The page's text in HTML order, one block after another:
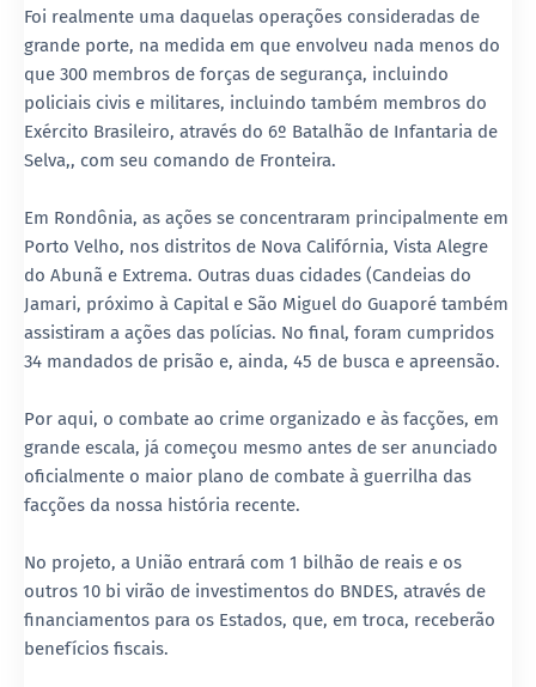
Foi realmente uma daquelas operações consideradas de
grande porte, na medida em que envolveu nada menos do
que 300 membros de forças de segurança, incluindo
policiais civis e militares, incluindo também membros do
Exército Brasileiro, através do 6º Batalhão de Infantaria de
Selva,, com seu comando de Fronteira.
Em Rondônia, as ações se concentraram principalmente em
Porto Velho, nos distritos de Nova Califórnia, Vista Alegre
do Abunã e Extrema. Outras duas cidades (Candeias do
Jamari, próximo à Capital e São Miguel do Guaporé também
assistiram a ações das polícias. No final, foram cumpridos
34 mandados de prisão e, ainda, 45 de busca e apreensão.
Por aqui, o combate ao crime organizado e às facções, em
grande escala, já começou mesmo antes de ser anunciado
oficialmente o maior plano de combate à guerrilha das
facções da nossa história recente.
No projeto, a União entrará com 1 bilhão de reais e os
outros 10 bi virão de investimentos do BNDES, através de
financiamentos para os Estados, que, em troca, receberão
benefícios fiscais.